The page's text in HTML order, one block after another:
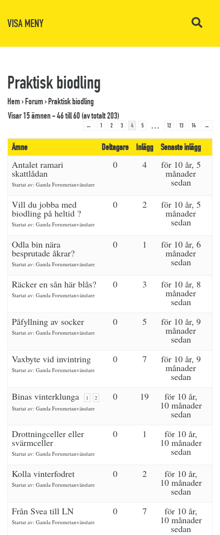
VISA MENY
Praktisk biodling
Hem›Forum›Praktisk biodling
Visar 15 ämnen - 46 till 60 (av totalt 203)
← 1 2 3 4 5 … 12 13 14 →
Ämne Deltagare Inlägg Senaste inlägg
Antalet ramari
skattlådan
Startat av: Gamla Forumetanvändare
0 4 för 10 år, 5
månader
sedan
Vill du jobba med
biodling på heltid ?
Startat av: Gamla Forumetanvändare
0 2 för 10 år, 5
månader
sedan
Odla bin nära
besprutade åkrar?
Startat av: Gamla Forumetanvändare
0 1 för 10 år, 6
månader
sedan
Räcker en sån här blås?
Startat av: Gamla Forumetanvändare
0 3 för 10 år, 8
månader
sedan
Påfyllning av socker
Startat av: Gamla Forumetanvändare
0 5 för 10 år, 9
månader
sedan
Vaxbyte vid invintring
Startat av: Gamla Forumetanvändare
0 7 för 10 år, 9
månader
sedan
Binas vinterklunga
1 2
Startat av: Gamla Forumetanvändare
0 19 för 10 år,
10 månader
sedan
Drottningceller eller
svärmceller
Startat av: Gamla Forumetanvändare
0 1 för 10 år,
10 månader
sedan
Kolla vinterfodret
Startat av: Gamla Forumetanvändare
0 2 för 10 år,
10 månader
sedan
Från Svea till LN
Startat av: Gamla Forumetanvändare
0 7 för 10 år,
10 månader
sedan